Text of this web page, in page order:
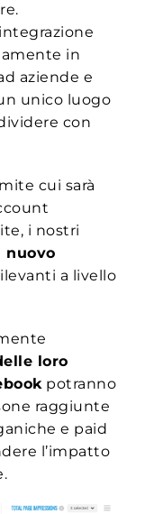
in
aziende e
unico luogo
con
cui sarà
i nostri
nuovo
a livello
loro
potranno
raggiunte
e paid
l’impatto